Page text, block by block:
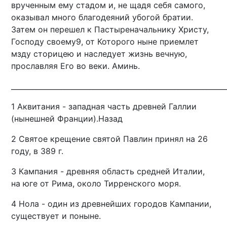
врученным ему стадом и, не щадя себя самого,
оказывал много благодеяний убогой братии.
Затем он перешел к Пастыреначальнику Христу,
Господу своему9, от Которого ныне приемлет
мзду сторицею и наследует жизнь вечную,
прославляя Его во веки. Аминь.
1 Аквитания - западная часть древней Галлии
(нынешней Франции).Назад
2 Святое крещение святой Павлин принял на 26
году, в 389 г.
3 Кампания - древняя область средней Италии,
на юге от Рима, около Тирренского моря.
4 Нола - один из древнейших городов Кампании,
существует и поныне.